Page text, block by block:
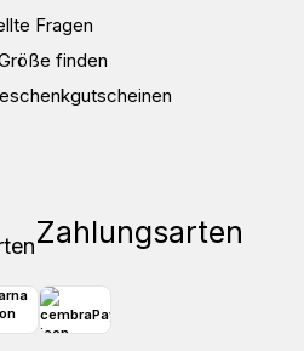
Fragen
finden
Zahlungsarten